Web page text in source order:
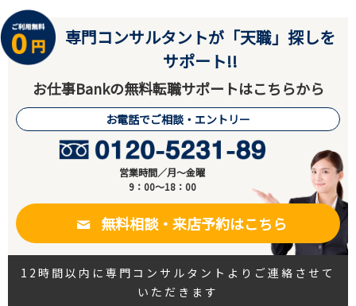
専門コンサルタントが「天職」探しを
サポート!!
お仕事Bankの無料転職サポートはこちらから
お電話でご相談・エントリー
営業時間／月～金曜
9：00～18：00
無料相談・来店予約はこちら
12時間以内に専門コンサルタントよりご連絡させて
いただきます